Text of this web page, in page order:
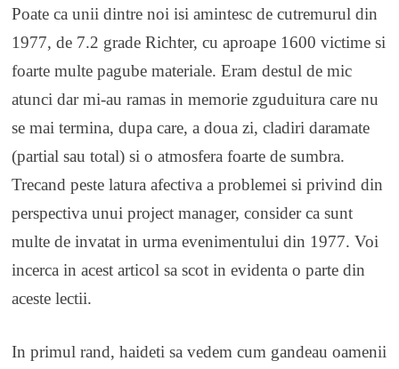
Poate ca unii dintre noi isi amintesc de cutremurul din
1977, de 7.2 grade Richter, cu aproape 1600 victime si
foarte multe pagube materiale. Eram destul de mic
atunci dar mi-au ramas in memorie zguduitura care nu
se mai termina, dupa care, a doua zi, cladiri daramate
(partial sau total) si o atmosfera foarte de sumbra.
Trecand peste latura afectiva a problemei si privind din
perspectiva unui project manager, consider ca sunt
multe de invatat in urma evenimentului din 1977. Voi
incerca in acest articol sa scot in evidenta o parte din
aceste lectii.
In primul rand, haideti sa vedem cum gandeau oamenii